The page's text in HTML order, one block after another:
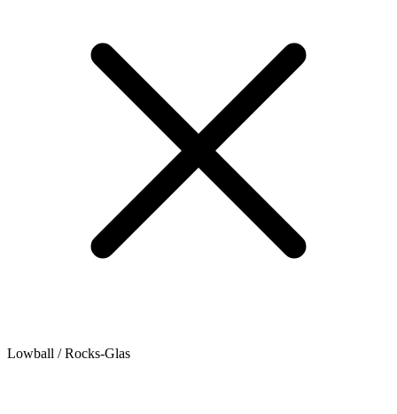
Lowball / Rocks-Glas